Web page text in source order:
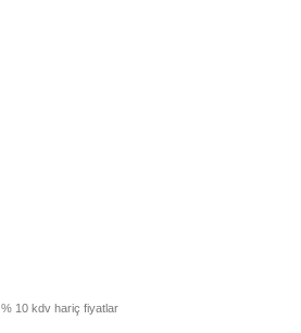
% 10 kdv hariç fiyatlar